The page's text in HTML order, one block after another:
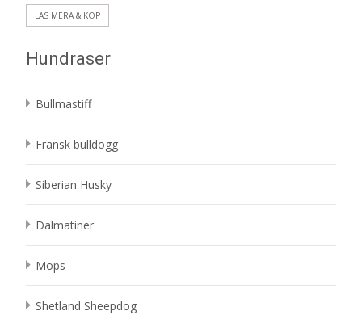
LÄS MERA & KÖP
Hundraser
Bullmastiff
Fransk bulldogg
Siberian Husky
Dalmatiner
Mops
Shetland Sheepdog